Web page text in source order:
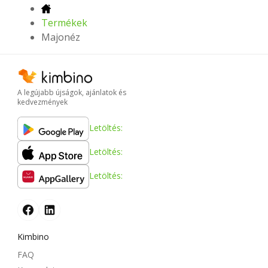
Termékek
Majonéz
A legújabb újságok, ajánlatok és
kedvezmények
Letöltés:
Letöltés:
Letöltés:
Kimbino
FAQ